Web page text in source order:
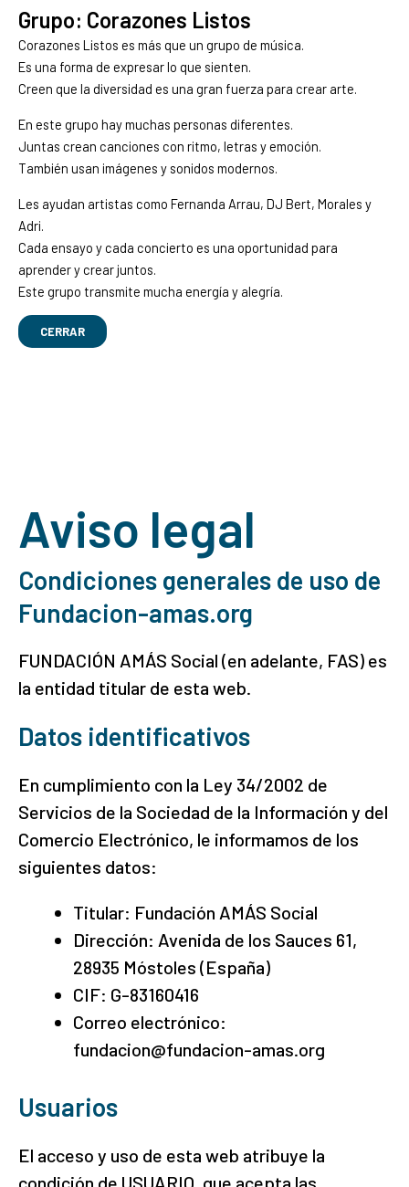
Grupo: Corazones Listos
Corazones Listos es más que un grupo de música.
Es una forma de expresar lo que sienten.
Creen que la diversidad es una gran fuerza para crear arte.
En este grupo hay muchas personas diferentes.
Juntas crean canciones con ritmo, letras y emoción.
También usan imágenes y sonidos modernos.
Les ayudan artistas como Fernanda Arrau, DJ Bert, Morales y
Adri.
Cada ensayo y cada concierto es una oportunidad para
aprender y crear juntos.
Este grupo transmite mucha energía y alegría.
CERRAR
Aviso legal
Condiciones generales de uso de
Fundacion-amas.org
FUNDACIÓN AMÁS Social (en adelante, FAS) es
la entidad titular de esta web.
Datos identificativos
En cumplimiento con la Ley 34/2002 de
Servicios de la Sociedad de la Información y del
Comercio Electrónico, le informamos de los
siguientes datos:
Titular: Fundación AMÁS Social
Dirección: Avenida de los Sauces 61,
28935 Móstoles (España)
CIF: G-83160416
Correo electrónico:
fundacion@fundacion-amas.org
Usuarios
El acceso y uso de esta web atribuye la
condición de USUARIO, que acepta las